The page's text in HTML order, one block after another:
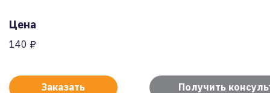
Цена
140 ₽
Заказать Получить